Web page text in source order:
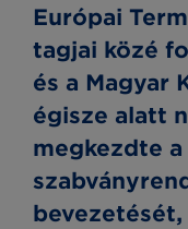
Európai
tagjai közé
és a Magyar
égisze alatt
megkezdte